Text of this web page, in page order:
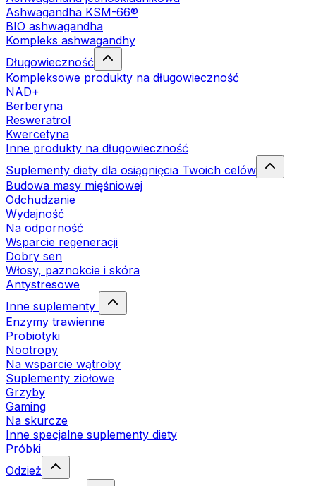
Ashwagandha KSM-66®
BIO ashwagandha
Kompleks ashwagandhy
Długowieczność
Kompleksowe produkty na długowieczność
NAD+
Berberyna
Resweratrol
Kwercetyna
Inne produkty na długowieczność
Suplementy diety dla osiągnięcia Twoich celów
Budowa masy mięśniowej
Odchudzanie
Wydajność
Na odporność
Wsparcie regeneracji
Dobry sen
Włosy, paznokcie i skóra
Antystresowe
Inne suplementy
Enzymy trawienne
Probiotyki
Nootropy
Na wsparcie wątroby
Suplementy ziołowe
Grzyby
Gaming
Na skurcze
Inne specjalne suplementy diety
Próbki
Odzież